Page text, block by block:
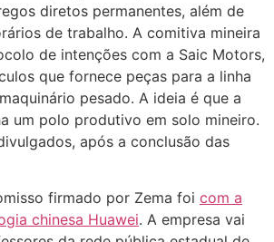
diretos permanentes, além de
de trabalho. A comitiva mineira
de intenções com a Saic Motors,
que fornece peças para a linha
pesado. A ideia é que a
um polo produtivo em solo mineiro.
após a conclusão das
firmado por Zema foi com a
chinesa Huawei. A empresa vai